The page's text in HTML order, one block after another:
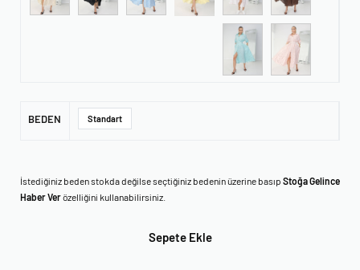
BEDEN Standart
İstediğiniz beden stokda değilse seçtiğiniz bedenin üzerine basıp Stoğa Gelince
Haber Verözelliğini kullanabilirsiniz.
Sepete Ekle